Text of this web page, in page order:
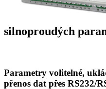
silnoproudých
Parametry volitelné,
přenos dat přes RS232/